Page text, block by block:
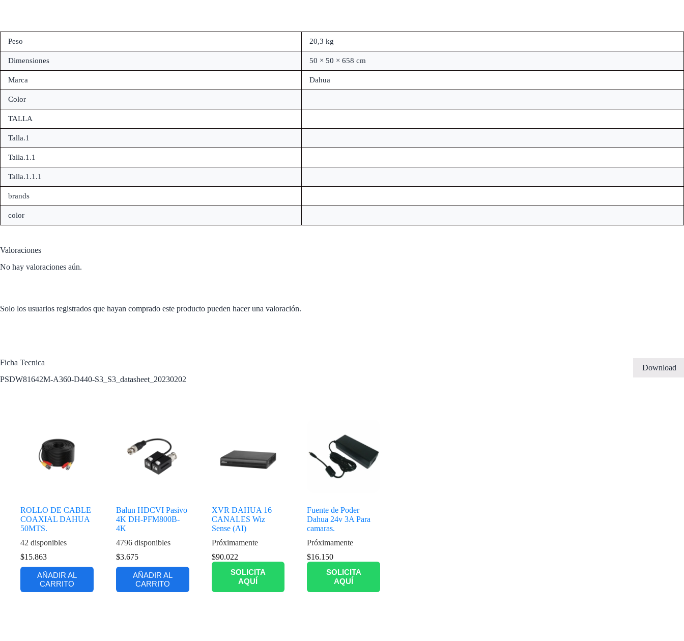
Peso 20,3 kg
Dimensiones 50 × 50 × 658 cm
Marca Dahua
Color
TALLA
Talla.1
Talla.1.1
Talla.1.1.1
brands
color
Valoraciones
No hay valoraciones aún.
Solo los usuarios registrados que hayan comprado este producto pueden hacer una valoración.
Ficha Tecnica
Download
PSDW81642M-A360-D440-S3_S3_datasheet_20230202
ROLLO DE CABLE
COAXIAL DAHUA
50MTS.
42 disponibles
$15.863
AÑADIR AL
CARRITO
Balun HDCVI Pasivo
4K DH-PFM800B-
4K
4796 disponibles
$3.675
AÑADIR AL
CARRITO
XVR DAHUA 16
CANALES Wiz
Sense (AI)
Próximamente
$90.022
SOLICITA
AQUÍ
Fuente de Poder
Dahua 24v 3A Para
camaras.
Próximamente
$16.150
SOLICITA
AQUÍ